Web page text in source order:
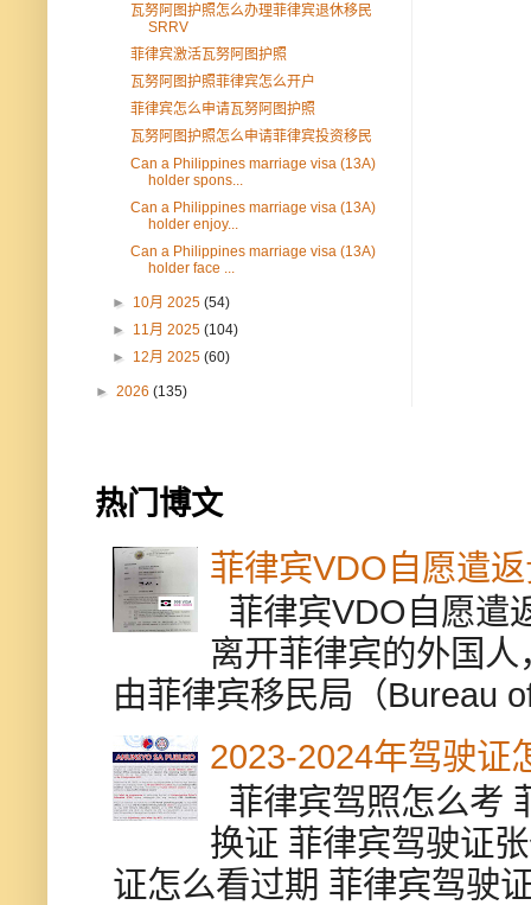
瓦努阿图护照怎么办理菲律宾退休移民
SRRV
菲律宾激活瓦努阿图护照
瓦努阿图护照菲律宾怎么开户
菲律宾怎么申请瓦努阿图护照
瓦努阿图护照怎么申请菲律宾投资移民
Can a Philippines marriage visa (13A)
holder spons...
Can a Philippines marriage visa (13A)
holder enjoy...
Can a Philippines marriage visa (13A)
holder face ...
► 10月 2025(54)
► 11月 2025(104)
► 12月 2025(60)
► 2026 (135)
热门博文
菲律宾VDO自愿遣
菲律宾VDO自愿遣
离开菲律宾的外国
由菲律宾移民局（Bureau
2023-2024年驾驶证
菲律宾驾照怎么考
换证 菲律宾驾驶证
证怎么看过期 菲律宾驾驶